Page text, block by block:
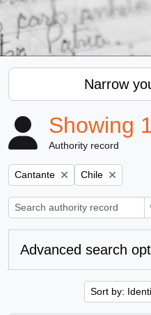
Narrow
Showing
Authority record
Remove filter:
Cantante Remove filter:
Chile
Advanced search
Sort by: